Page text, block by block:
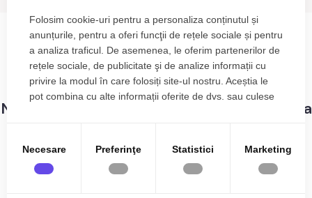
Terenuri de vânzare Sibiel
anunturi cu terenuri de vânzare Sibiel
Sortare
Nu s-au gasit rezultate care sa corespunda
Folosim cookie-uri pentru a personaliza conținutul și
anunțurile, pentru a oferi funcţii de rețele sociale și pentru
a analiza traficul. De asemenea, le oferim partenerilor de
rețele sociale, de publicitate şi de analize informații cu
privire la modul în care folosiți site-ul nostru. Aceștia le
pot combina cu alte informații oferite de dvs. sau culese
Necesare Preferinţe Statistici Marketing